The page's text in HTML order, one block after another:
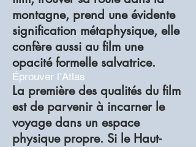
montagne, prend une évidente
signification métaphysique, elle
confère aussi au film une
opacité formelle salvatrice.
Éprouver l’Atlas
La première des qualités du film
est de parvenir à incarner le
voyage dans un espace
physique propre. Si le Haut-